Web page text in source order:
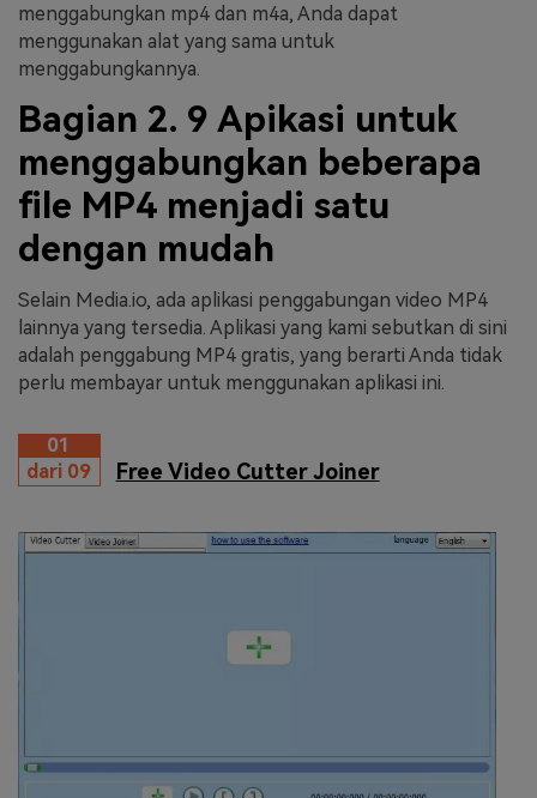
menggabungkan mp4 dan m4a, Anda dapat
menggunakan alat yang sama untuk
menggabungkannya.
Bagian 2. 9 Apikasi untuk
menggabungkan beberapa
file MP4 menjadi satu
dengan mudah
Selain Media.io, ada aplikasi penggabungan video MP4
lainnya yang tersedia. Aplikasi yang kami sebutkan di sini
adalah penggabung MP4 gratis, yang berarti Anda tidak
perlu membayar untuk menggunakan aplikasi ini.
01
dari 09
Free Video Cutter Joiner